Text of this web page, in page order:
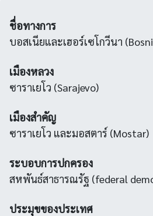
ชื่อทางการ
บอสเนียและเฮอร์เซโกวีนา
เมืองหลวง
ซาราเยโว (Sarajevo)
เมืองสำคัญ
ซาราเยโว และมอสตาร์ (Mostar)
ระบอบการปกครอง
สหพันธ์สาธารณรัฐ (federal
ประมุขของประเทศ